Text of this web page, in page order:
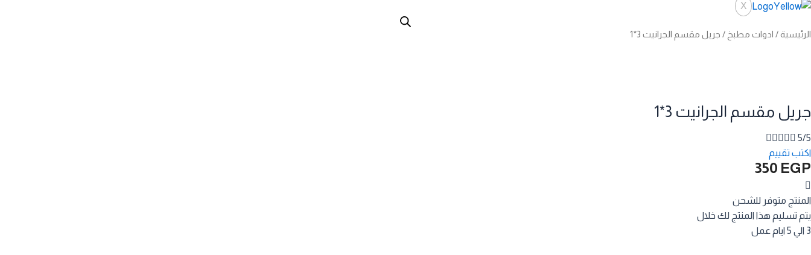
X
الرئيسية/ ادوات مطبخ / جريل مقسم الجرانيت 3*1
جريل مقسم الجرانيت 3*1
     5/5
اكتب تقييم
350 EGP
المنتج متوفر للشحن
يتم تسليم هذا المنتج لك خلال
3 الي 5 ايام عمل